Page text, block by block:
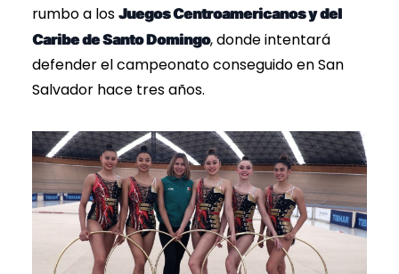
rumbo a los Juegos Centroamericanos y del
Caribe de Santo Domingo, donde intentará
defender el campeonato conseguido en San
Salvador hace tres años.